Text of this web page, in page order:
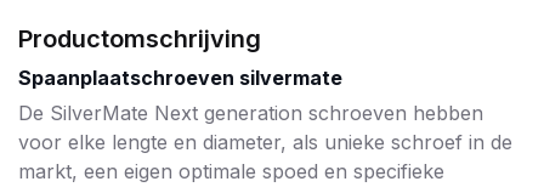
Productomschrijving
Spaanplaatschroeven silvermate
De SilverMate Next generation schroeven hebben
voor elke lengte en diameter, als unieke schroef in de
markt, een eigen optimale spoed en specifieke